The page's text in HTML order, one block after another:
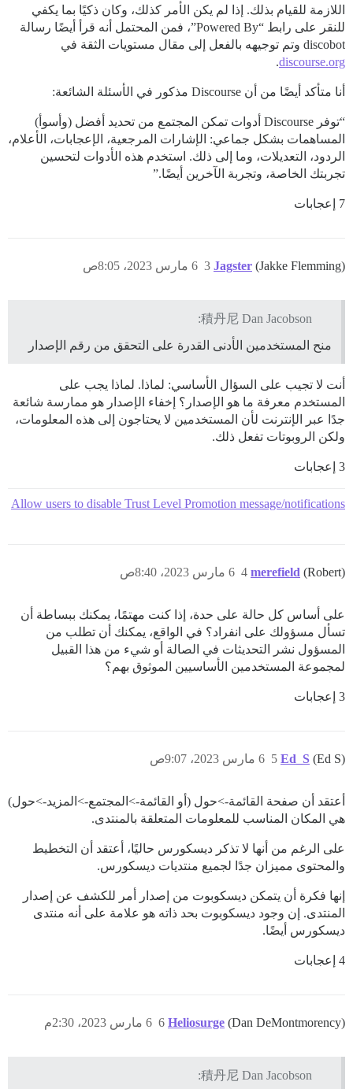
اللازمة للقيام بذلك. إذا لم يكن الأمر كذلك، وكان ذكيًا بما يكفي
للنقر على رابط “Powered By”، فمن المحتمل أنه قرأ أيضًا رسالة
discobot وتم توجيهه بالفعل إلى مقال مستويات الثقة في
discourse.org
.
أنا متأكد أيضًا من أن Discourse مذكور في الأسئلة الشائعة:
“توفر Discourse أدوات تمكن المجتمع من تحديد أفضل (وأسوأ)
المساهمات بشكل جماعي: الإشارات المرجعية، الإعجابات، الأعلام،
الردود، التعديلات، وما إلى ذلك. استخدم هذه الأدوات لتحسين
تجربتك الخاصة، وتجربة الآخرين أيضًا.”
7 إعجابات
Jagster (Jakke Flemming) 6 مارس 2023، 8:05ص 3
積丹尼 Dan Jacobson:
منح المستخدمين الأدنى القدرة على التحقق من رقم الإصدار
أنت لا تجيب على السؤال الأساسي: لماذا. لماذا يجب على
المستخدم معرفة ما هو الإصدار؟ إخفاء الإصدار هو ممارسة شائعة
جدًا عبر الإنترنت لأن المستخدمين لا يحتاجون إلى هذه المعلومات،
ولكن الروبوتات تفعل ذلك.
3 إعجابات
Allow users to disable Trust Level Promotion message/notifications
merefield (Robert) 6 مارس 2023، 8:40ص 4
على أساس كل حالة على حدة، إذا كنت مهتمًا، يمكنك ببساطة أن
تسأل مسؤولك على انفراد؟ في الواقع، يمكنك أن تطلب من
المسؤول نشر التحديثات في الصالة أو شيء من هذا القبيل
لمجموعة المستخدمين الأساسيين الموثوق بهم؟
3 إعجابات
Ed_S (Ed S) 6 مارس 2023، 9:07ص 5
أعتقد أن صفحة القائمة->حول (أو القائمة->المجتمع->المزيد->حول)
هي المكان المناسب للمعلومات المتعلقة بالمنتدى.
على الرغم من أنها لا تذكر ديسكورس حاليًا، أعتقد أن التخطيط
والمحتوى مميزان جدًا لجميع منتديات ديسكورس.
إنها فكرة أن يتمكن ديسكوبوت من إصدار أمر للكشف عن إصدار
المنتدى. إن وجود ديسكوبوت بحد ذاته هو علامة على أنه منتدى
ديسكورس أيضًا.
4 إعجابات
Heliosurge (Dan DeMontmorency) 6 مارس 2023، 2:30م 6
積丹尼 Dan Jacobson: